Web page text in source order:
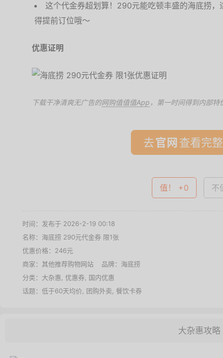
这个代金券超划算！290元能吃顿丰盛的海底捞
得提前订位哦～
优惠证明
下载干净清爽无广告的网购值值值App ，第一时间得到内部特
去 查看完
值！ +0 不
时间：发布于 2026-2-19 00:18
名称： 海底捞 290元代金券 限1张
优惠价格： 246元
商家：其他推荐购物网站 品牌： 海底捞
分类： 大杂惠 优惠券 国内优惠
话题： 低于60天均价 团购外卖 餐饮卡券
大杂惠攻略